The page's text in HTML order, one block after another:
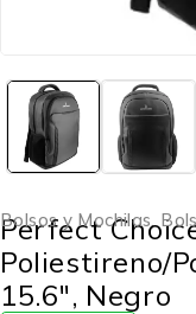
Bolsos y Mochilas,
Perfect
Poliestireno/
15.6″, Negro